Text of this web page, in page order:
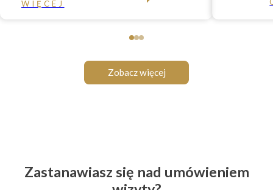
WIĘCEJ
Zobacz więcej
Zastanawiasz się nad umówieniem